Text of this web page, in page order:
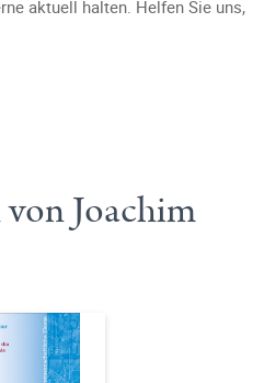
aktuell halten. Helfen Sie uns,
Joachim